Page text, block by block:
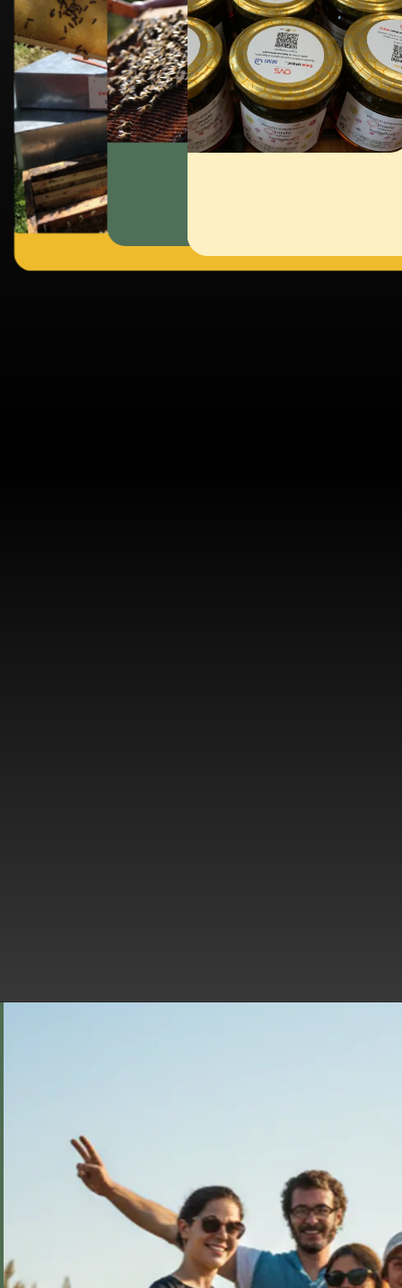
La
due
Valle
sociale
La smielatura e il
con il coinvolgimento
trasformando il
lavorativa per persone
tutela dell’ambiente
territorio.